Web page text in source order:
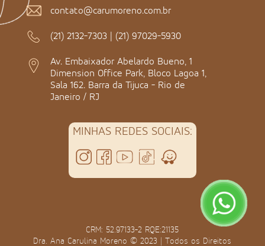
contato@carumoreno.com.br
(21) 2132-7303 | (21) 97029-5930
Av. Embaixador Abelardo Bueno, 1
Dimension Office Park, Bloco Lagoa 1,
Sala 162. Barra da Tijuca - Rio de
Janeiro / RJ
MINHAS REDES SOCIAIS:
CRM: 52.97133-2 RQE:21135
Dra. Ana Carulina Moreno © 2023 | Todos os Direitos